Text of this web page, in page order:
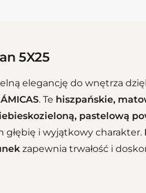
5X25
elegancję do wnętrza
. Te hiszpańskie,
pastelową
głębię i wyjątkowy charakter.
zapewnia trwałość i